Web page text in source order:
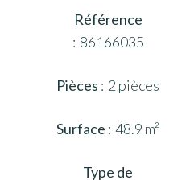
Référence
86166035
Pièces 2 pièces
Surface 48.9 m²
Type de